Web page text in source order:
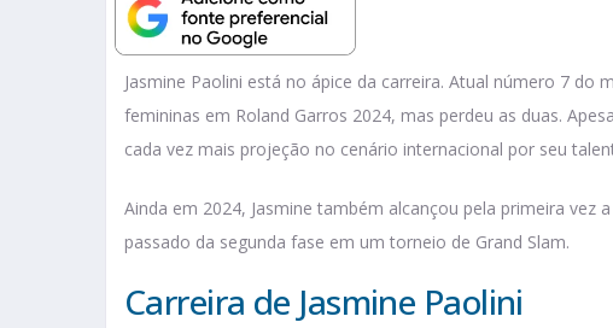
Jasmine Paolini está no ápice da carreira. Atual número 7 do
femininas em Roland Garros 2024, mas perdeu as duas.
cada vez mais projeção no cenário internacional por seu
Ainda em 2024, Jasmine também alcançou pela primeira vez
passado da segunda fase em um torneio de Grand Slam.
Carreira de Jasmine Paolini